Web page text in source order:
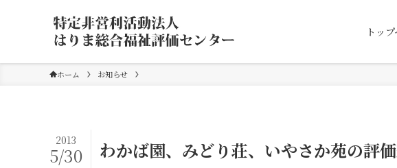
トッ
ホーム お知らせ
わかば園、みどり荘、いやさか苑の評
2013
5/30